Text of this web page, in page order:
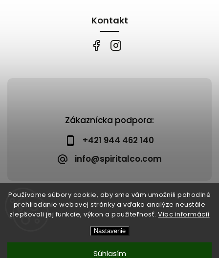
Používame súbory cookie, aby sme vám umožnili pohodlné
prehliadanie webovej stránky a vďaka analýze neustále
zlepšovali jej funkcie, výkon a použiteľnosť.Viac informácií
Nastavenie
Súhlasím
Zákaznícka podpora:
+421 944 462 140
info@spiritalco.com
Kontakt
Spiritalco. Všetky práva vyhradené.
Upraviť nastavenie cookies
Shoptet | Design